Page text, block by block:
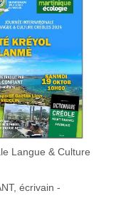
Langue & Culture
écrivain -